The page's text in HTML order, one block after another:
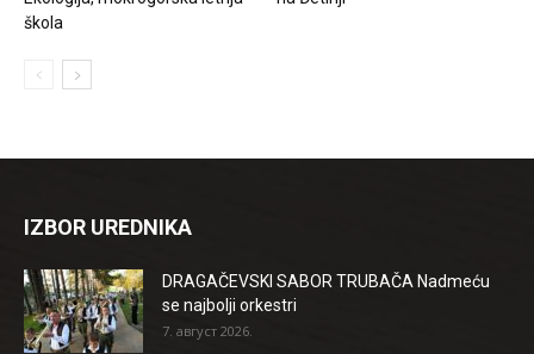
škola
IZBOR UREDNIKA
DRAGAČEVSKI SABOR TRUBAČA Nadmeću
se najbolji orkestri
7. август 2026.